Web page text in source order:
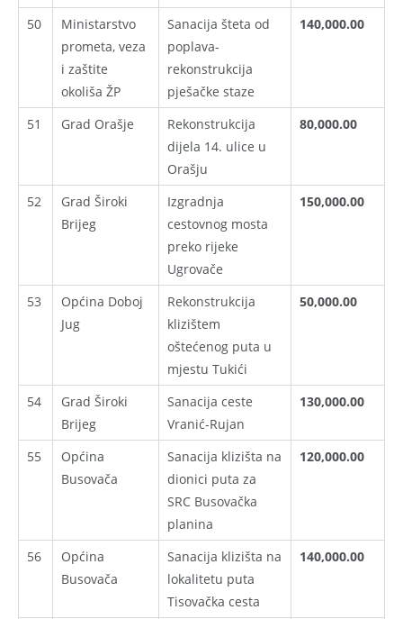
50
Ministarstvo
prometa, veza
i zaštite
okoliša ŽP
Sanacija šteta od
poplava-
rekonstrukcija
pješačke staze
140,000.00
51 Grad Orašje
Rekonstrukcija
dijela 14. ulice u
Orašju
80,000.00
52
Grad Široki
Brijeg
Izgradnja
cestovnog mosta
preko rijeke
Ugrovače
150,000.00
53
Općina Doboj
Jug
Rekonstrukcija
klizištem
oštećenog puta u
mjestu Tukići
50,000.00
54
Grad Široki
Brijeg
Sanacija ceste
Vranić-Rujan
130,000.00
55
Općina
Busovača
Sanacija klizišta na
dionici puta za
SRC Busovačka
planina
120,000.00
56
Općina
Busovača
Sanacija klizišta na
lokalitetu puta
Tisovačka cesta
140,000.00